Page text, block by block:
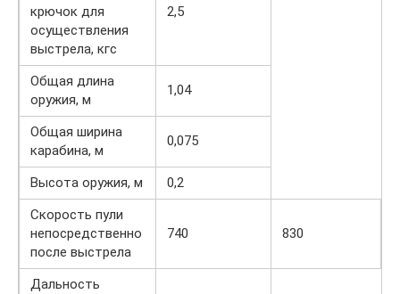
крючок для
осуществления
выстрела, кгс
2,5
Общая длина
оружия, м
1,04
Общая ширина
карабина, м
0,075
Высота оружия, м
0,2
Скорость пули
непосредственно
после выстрела
740 830
Дальность